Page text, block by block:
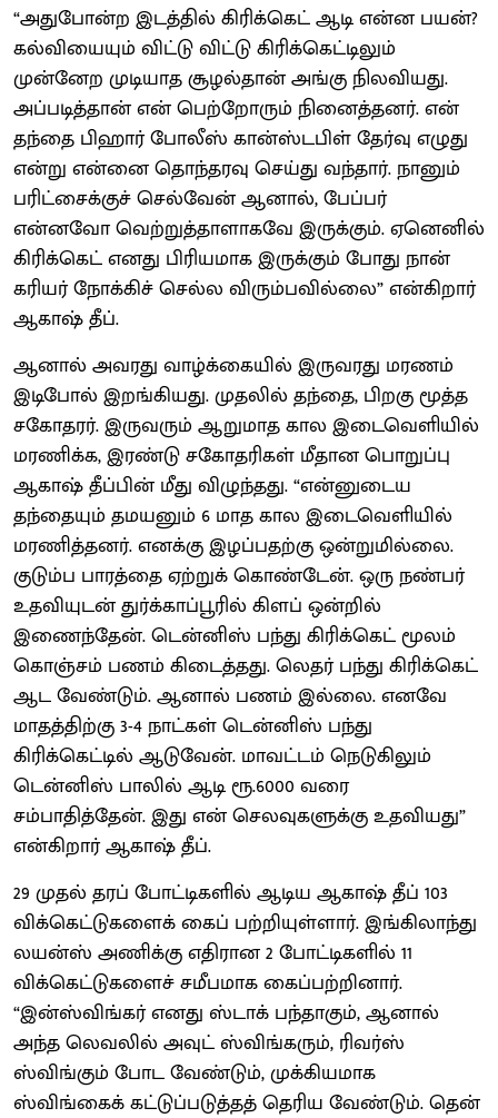
“அதுபோன்ற இடத்தில் கிரிக்கெட் ஆடி என்ன பயன்?
கல்வியையும் விட்டு விட்டு கிரிக்கெட்டிலும்
முன்னேற முடியாத சூழல்தான் அங்கு நிலவியது.
அப்படித்தான் என் பெற்றோரும் நினைத்தனர். என்
தந்தை பிஹார் போலீஸ் கான்ஸ்டபிள் தேர்வு எழுது
என்று என்னை தொந்தரவு செய்து வந்தார். நானும்
பரிட்சைக்குச் செல்வேன் ஆனால், பேப்பர்
என்னவோ வெற்றுத்தாளாகவே இருக்கும். ஏனெனில்
கிரிக்கெட் எனது பிரியமாக இருக்கும் போது நான்
கரியர் நோக்கிச் செல்ல விரும்பவில்லை” என்கிறார்
ஆகாஷ் தீப்.
ஆனால் அவரது வாழ்க்கையில் இருவரது மரணம்
இடிபோல் இறங்கியது. முதலில் தந்தை, பிறகு மூத்த
சகோதரர். இருவரும் ஆறுமாத கால இடைவெளியில்
மரணிக்க, இரண்டு சகோதரிகள் மீதான பொறுப்பு
ஆகாஷ் தீப்பின் மீது விழுந்தது. “என்னுடைய
தந்தையும் தமயனும் 6 மாத கால இடைவெளியில்
மரணித்தனர். எனக்கு இழப்பதற்கு ஒன்றுமில்லை.
குடும்ப பாரத்தை ஏற்றுக் கொண்டேன். ஒரு நண்பர்
உதவியுடன் துர்க்காப்பூரில் கிளப் ஒன்றில்
இணைந்தேன். டென்னிஸ் பந்து கிரிக்கெட் மூலம்
கொஞ்சம் பணம் கிடைத்தது. லெதர் பந்து கிரிக்கெட்
ஆட வேண்டும். ஆனால் பணம் இல்லை. எனவே
மாதத்திற்கு 3-4 நாட்கள் டென்னிஸ் பந்து
கிரிக்கெட்டில் ஆடுவேன். மாவட்டம் நெடுகிலும்
டென்னிஸ் பாலில் ஆடி ரூ.6000 வரை
சம்பாதித்தேன். இது என் செலவுகளுக்கு உதவியது”
என்கிறார் ஆகாஷ் தீப்.
29 முதல் தரப் போட்டிகளில் ஆடிய ஆகாஷ் தீப் 103
விக்கெட்டுகளைக் கைப் பற்றியுள்ளார். இங்கிலாந்து
லயன்ஸ் அணிக்கு எதிரான 2 போட்டிகளில் 11
விக்கெட்டுகளைச் சமீபமாக கைப்பற்றினார்.
“இன்ஸ்விங்கர் எனது ஸ்டாக் பந்தாகும், ஆனால்
அந்த லெவலில் அவுட் ஸ்விங்கரும், ரிவர்ஸ்
ஸ்விங்கும் போட வேண்டும், முக்கியமாக
ஸ்விங்கைக் கட்டுப்படுத்தத் தெரிய வேண்டும். தென்